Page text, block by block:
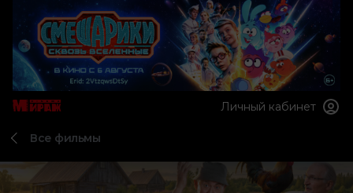
Личный кабинет
Все фильмы